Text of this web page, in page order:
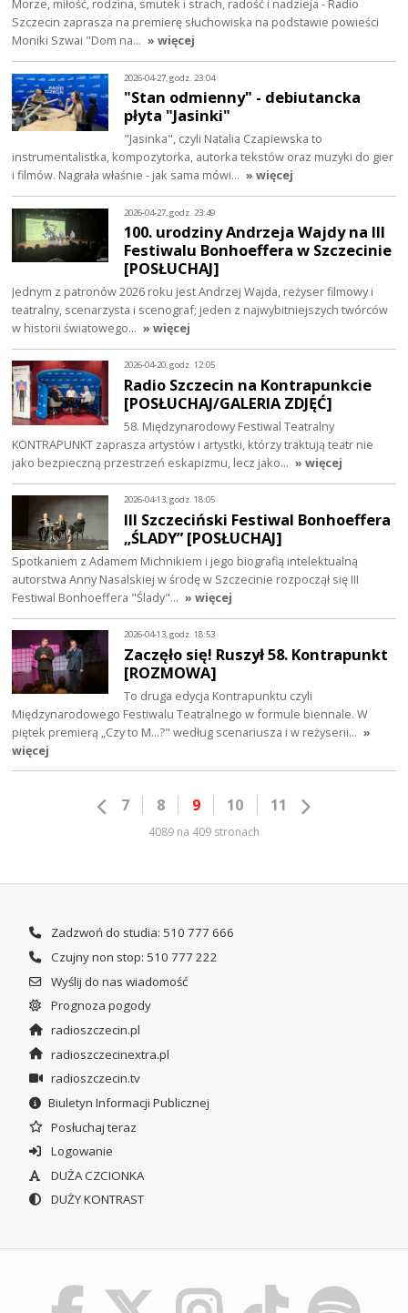
Morze, miłość, rodzina, smutek i strach, radość i nadzieja - Radio
Szczecin zaprasza na premierę słuchowiska na podstawie powieści
Moniki Szwai "Dom na… » więcej
2026-04-27, godz. 23:04
"Stan odmienny" - debiutancka
płyta "Jasinki"
"Jasinka", czyli Natalia Czapiewska to
instrumentalistka, kompozytorka, autorka tekstów oraz muzyki do gier
i filmów. Nagrała właśnie - jak sama mówi… » więcej
2026-04-27, godz. 23:49
100. urodziny Andrzeja Wajdy na III
Festiwalu Bonhoeffera w Szczecinie
[POSŁUCHAJ]
Jednym z patronów 2026 roku jest Andrzej Wajda, reżyser filmowy i
teatralny, scenarzysta i scenograf; jeden z najwybitniejszych twórców
w historii światowego… » więcej
2026-04-20, godz. 12:05
Radio Szczecin na Kontrapunkcie
[POSŁUCHAJ/GALERIA ZDJĘĆ]
58. Międzynarodowy Festiwal Teatralny
KONTRAPUNKT zaprasza artystów i artystki, którzy traktują teatr nie
jako bezpieczną przestrzeń eskapizmu, lecz jako… » więcej
2026-04-13, godz. 18:05
III Szczeciński Festiwal Bonhoeffera
„ŚLADY” [POSŁUCHAJ]
Spotkaniem z Adamem Michnikiem i jego biografią intelektualną
autorstwa Anny Nasalskiej w środę w Szczecinie rozpoczął się III
Festiwal Bonhoeffera "Ślady"… » więcej
2026-04-13, godz. 18:53
Zaczęło się! Ruszył 58. Kontrapunkt
[ROZMOWA]
To druga edycja Kontrapunktu czyli
Międzynarodowego Festiwalu Teatralnego w formule biennale. W
piętek premierą „Czy to M…?" według scenariusza i w reżyserii… »
więcej
7 8 9 10 11
4089 na 409 stronach
Zadzwoń do studia: 510 777 666
Czujny non stop: 510 777 222
Wyślij do nas wiadomość
Prognoza pogody
radioszczecin.pl
radioszczecinextra.pl
radioszczecin.tv
Biuletyn Informacji Publicznej
Posłuchaj teraz
Logowanie
DUŻA CZCIONKA
DUŻY KONTRAST